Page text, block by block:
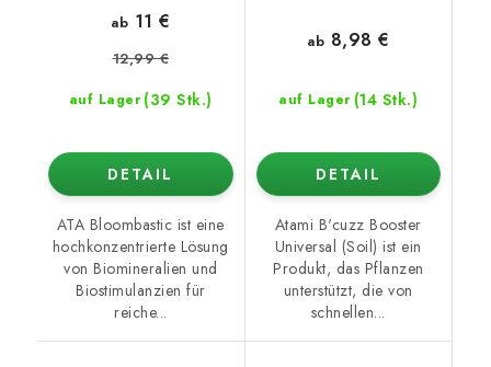
auf Lager (39 Stk.)
ab 11 €
12,99 €
DETAIL
ATA Bloombastic ist eine
hochkonzentrierte Lösung
von Biomineralien und
Biostimulanzien für
reiche...
auf Lager (14 Stk.)
ab 8,98 €
DETAIL
Atami B'cuzz Booster
Universal (Soil) ist ein
Produkt, das Pflanzen
unterstützt, die von
schnellen...